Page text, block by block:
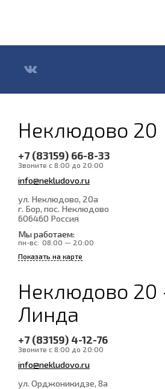
Неклюдово 20
+7 (83159) 66-8-33
Звоните с 8:00 до 20:00
info@nekludovo.ru
ул. Неклюдово, 20а
г. Бор, пос. Неклюдово
606460 Россия
Мы работаем:
пн-вс: 08:00 — 20:00
Показать на карте
Неклюдово 20
Линда
+7 (83159) 4-12-76
Звоните с 8:00 до 20:00
info@nekludovo.ru
ул. Орджоникидзе, 8а